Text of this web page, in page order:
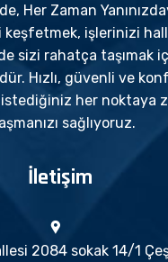
Her Zaman
keşfetmek, işlerinizi
sizi rahatça taşımak
Hızlı, güvenli ve
her noktaya
sağlıyoruz.
İletişim
2084 sokak 14/1